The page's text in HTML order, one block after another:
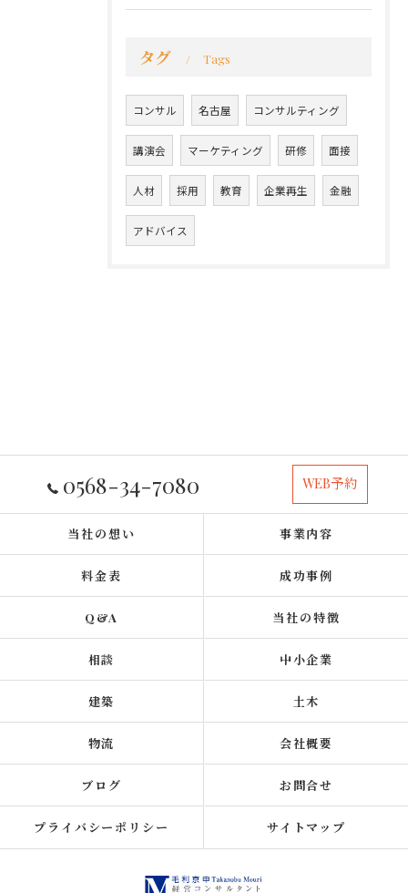
タグ Tags
コンサル 名古屋 コンサルティング
講演会 マーケティング 研修 面接
人材 採用 教育 企業再生 金融
アドバイス
0568-34-7080 WEB予約
当社の想い 事業内容
料金表 成功事例
Q&A 当社の特徴
相談 中小企業
建築 土木
物流 会社概要
ブログ お問合せ
プライバシーポリシー サイトマップ